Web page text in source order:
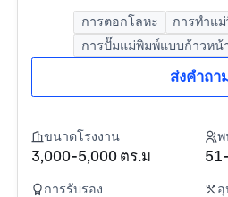
การตอกโลหะ การทำแ
การปั๊มแม่พิมพ์แบบก้าวหน้
ส่งคำถา
ขนาดโรงงาน
3,000-5,000 ตร.ม
พ
การรับรอง